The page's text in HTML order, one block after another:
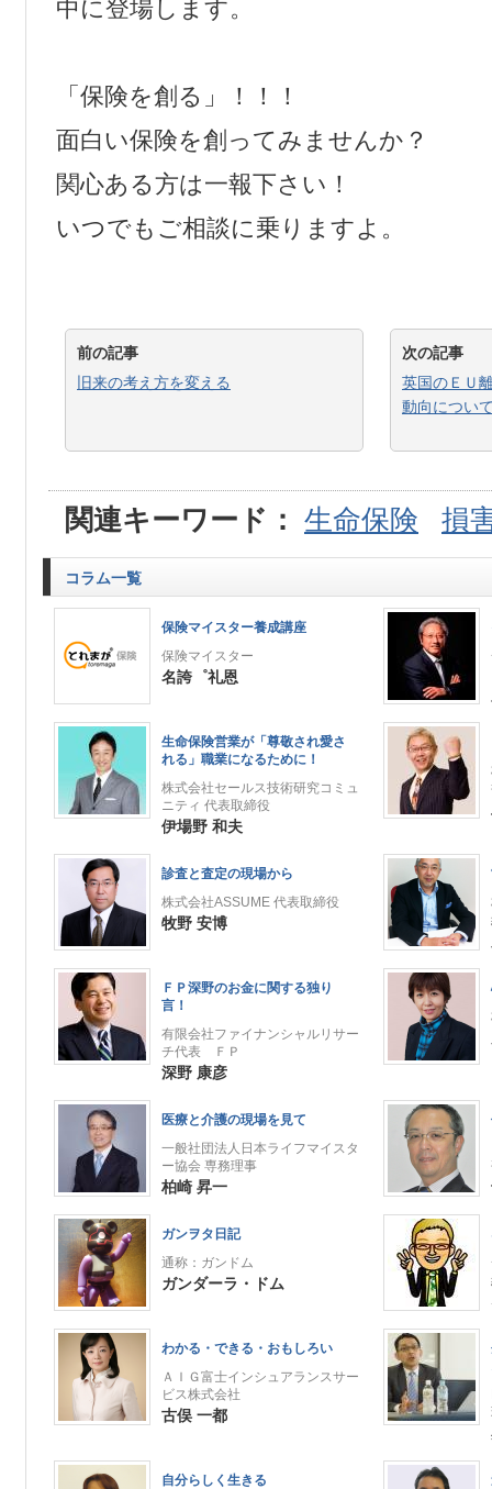
中に登場します。
「保険を創る」！！！
面白い保険を創ってみませんか？
関心ある方は一報下さい！
いつでもご相談に乗りますよ。
前の記事
旧来の考え方を変える
次の記事
英国のＥＵ
動向につい
関連キーワード： 生命保険 損
コラム一覧
保険マイスター養成講座
保険マイスター
名誇゜礼恩
生命保険営業が「尊敬され愛さ
れる」職業になるために！
株式会社セールス技術研究コミュ
ニティ 代表取締役
伊場野 和夫
診査と査定の現場から
株式会社ASSUME 代表取締役
牧野 安博
ＦＰ深野のお金に関する独り
言！
有限会社ファイナンシャルリサー
チ代表 ＦＰ
深野 康彦
医療と介護の現場を見て
一般社団法人日本ライフマイスタ
ー協会 専務理事
柏崎 昇一
ガンヲタ日記
通称：ガンドム
ガンダーラ・ドム
わかる・できる・おもしろい
ＡＩＧ富士インシュアランスサー
ビス株式会社
古俣 一都
自分らしく生きる